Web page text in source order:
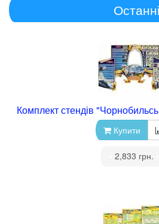
Останні
Комплект стендів
Купити
2,833 грн.